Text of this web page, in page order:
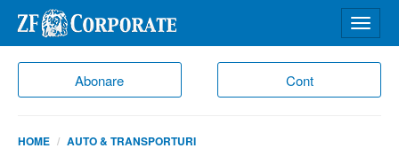
Abonare Cont
meniu
HOME AUTO & TRANSPORTURI